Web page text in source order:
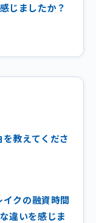
じましたか？
教えてくださ
クの融資時間
違いを感じま